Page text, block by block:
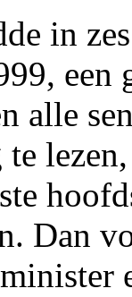
in
een
alle
te
Dan